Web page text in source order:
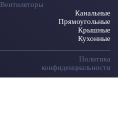
Вентиляторы
Канальные
Прямоугольные
Крышные
Кухонные
Политика
конфиденциальности